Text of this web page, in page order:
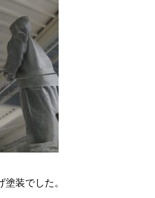
装でした。